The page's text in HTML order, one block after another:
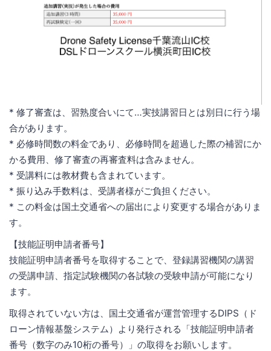
* 修了審査は、習熟度合いにて…実技講習日とは別日に行う場
合があります。
* 必修時間数の料金であり、必修時間を超過した際の補習にか
かる費用、修了審査の再審査料は含みません。
* 受講料には教材費も含まれています。
* 振り込み手数料は、受講者様がご負担ください。
* この料金は国土交通省への届出により変更する場合がありま
す。
【技能証明申請者番号】
技能証明申請者番号を取得することで、登録講習機関の講習
の受講申請、指定試験機関の各試験の受験申請が可能になり
ます。
取得されていない方は、国土交通省が運営管理するDIPS（ド
ローン情報基盤システム）より発行される「技能証明申請者
番号（数字のみ10桁の番号）」の取得をお願いします。